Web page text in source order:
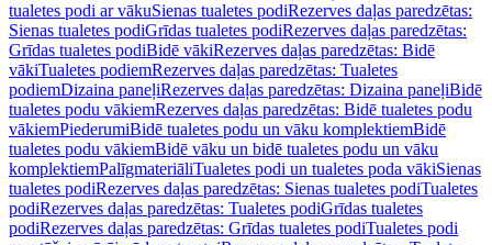
tualetes podi ar vākuSienas tualetes podiRezerves daļas paredzētas:
Sienas tualetes podiGrīdas tualetes podiRezerves daļas paredzētas:
Grīdas tualetes podiBidē vākiRezerves daļas paredzētas: Bidē
vākiTualetes podiemRezerves daļas paredzētas: Tualetes
podiemDizaina paneļiRezerves daļas paredzētas: Dizaina paneļiBidē
tualetes podu vākiemRezerves daļas paredzētas: Bidē tualetes podu
vākiemPiederumiBidē tualetes podu un vāku komplektiemBidē
tualetes podu vākiemBidē vāku un bidē tualetes podu un vāku
komplektiemPalīgmateriāliTualetes podi un tualetes poda vākiSienas
tualetes podiRezerves daļas paredzētas: Sienas tualetes podiTualetes
podiRezerves daļas paredzētas: Tualetes podiGrīdas tualetes
podiRezerves daļas paredzētas: Grīdas tualetes podiTualetes podi